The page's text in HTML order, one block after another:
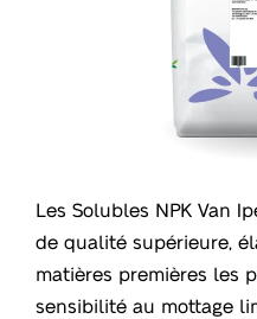
Les Solubles NPK Van
de qualité supérieure,
matières premières les
sensibilité au mottage